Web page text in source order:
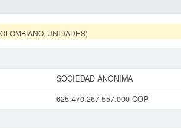
UNIDADES)
SOCIEDAD ANONIMA
625.470.267.557.000 COP